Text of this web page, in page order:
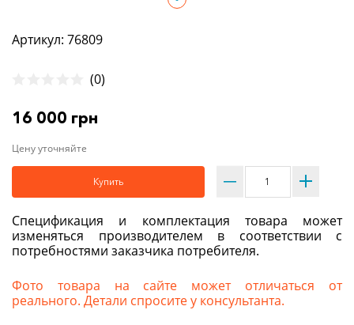
Артикул: 76809
(0)
16 000 грн
Цену уточняйте
Купить
Спецификация и комплектация товара может
изменяться производителем в соответствии с
потребностями заказчика потребителя.
Фото товара на сайте может отличаться от
реального. Детали спросите у консультанта.